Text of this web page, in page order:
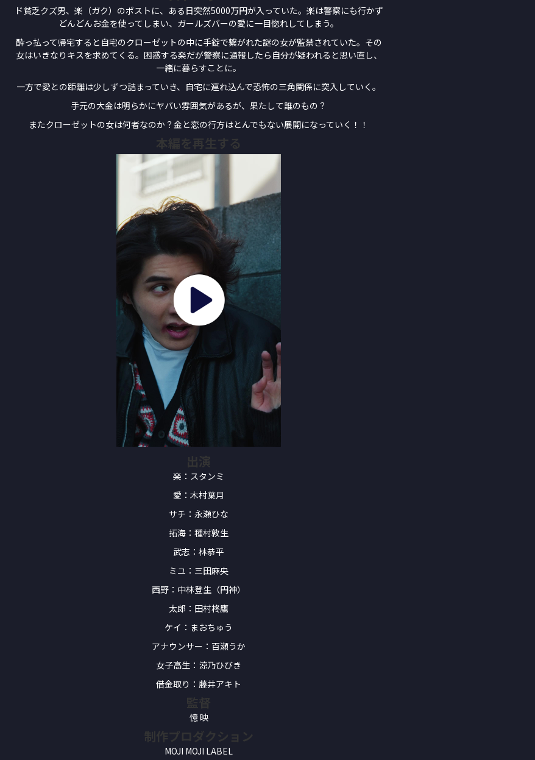
ド貧乏クズ男、楽（ガク）のポストに、ある日突然5000万円が入っていた。楽は警察にも行かず
どんどんお金を使ってしまい、ガールズバーの愛に一目惚れしてしまう。
酔っ払って帰宅すると自宅のクローゼットの中に手錠で繋がれた謎の女が監禁されていた。その
女はいきなりキスを求めてくる。困惑する楽だが警察に通報したら自分が疑われると思い直し、
一緒に暮らすことに。
一方で愛との距離は少しずつ詰まっていき、自宅に連れ込んで恐怖の三角関係に突入していく。
手元の大金は明らかにヤバい雰囲気があるが、果たして誰のもの？
またクローゼットの女は何者なのか？金と恋の行方はとんでもない展開になっていく！！
本編を再生する
出演
楽：スタンミ
愛：木村葉月
サチ：永瀬ひな
拓海：種村敦生
武志：林恭平
ミユ：三田麻央
西野：中林登生（円神）
太郎：田村柊鷹
ケイ：まおちゅう
アナウンサー：百瀬うか
女子高生：涼乃ひびき
借金取り：藤井アキト
監督
憶 映
制作プロダクション
MOJI MOJI LABEL